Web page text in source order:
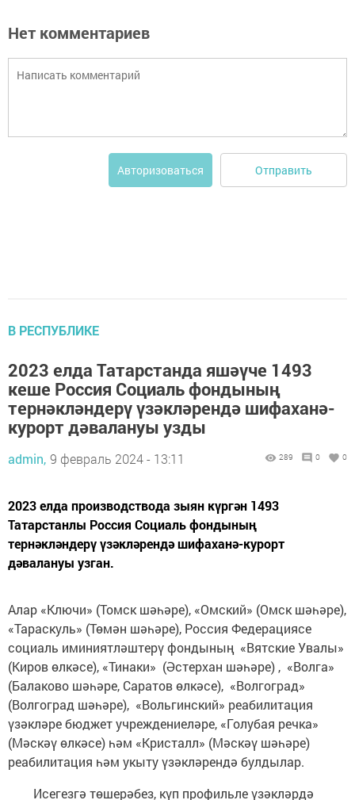
Нет комментариев
Авторизоваться Отправить
В РЕСПУБЛИКЕ
2023 елда Татарстанда яшәүче 1493
кеше Россия Социаль фондының
тернәкләндерү үзәкләрендә шифаханә-
курорт дәвалануы узды
admin, 9 февраль 2024 - 13:11 289 0 0
2023 елда производствода зыян күргән 1493
Татарстанлы Россия Социаль фондының
тернәкләндерү үзәкләрендә шифаханә-курорт
дәвалануы узган.
Алар «Ключи» (Томск шәһәре), «Омский» (Омск шәһәре),
«Тараскуль» (Төмән шәһәре), Россия Федерациясе
социаль иминиятләштерү фондының «Вятские Увалы»
(Киров өлкәсе), «Тинаки» (Әстерхан шәһәре) , «Волга»
(Балаково шәһәре, Саратов өлкәсе), «Волгоград»
(Волгоград шәһәре), «Вольгинский» реабилитация
үзәкләре бюджет учреждениеләре, «Голубая речка»
(Мәскәү өлкәсе) һәм «Кристалл» (Мәскәү шәһәре)
реабилитация һәм укыту үзәкләрендә булдылар.
Исегезгә төшерәбез, күп профильле үзәкләрдә